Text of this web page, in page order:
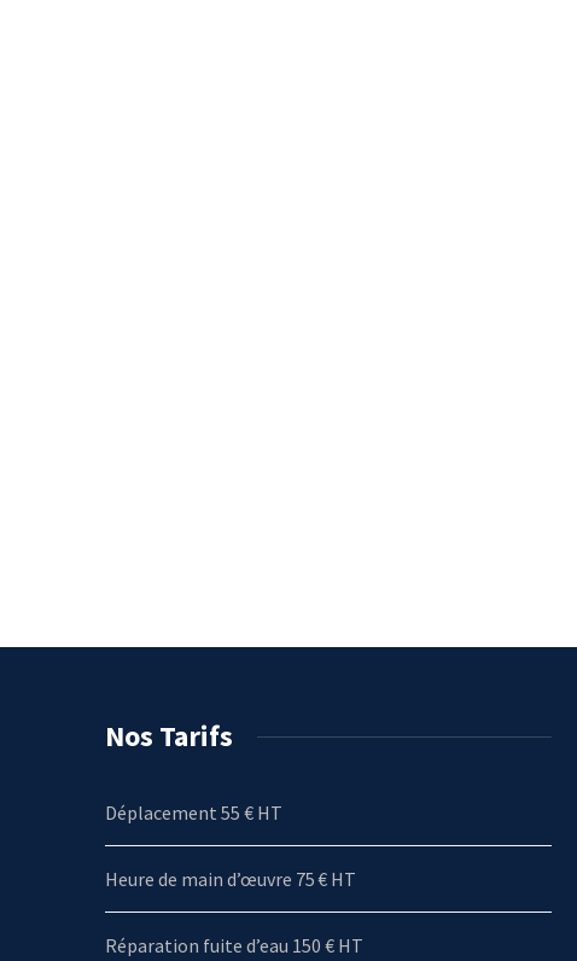
Nos Tarifs
Déplacement 55 € HT
Heure de main d’œuvre 75 € HT
Réparation fuite d’eau 150 € HT